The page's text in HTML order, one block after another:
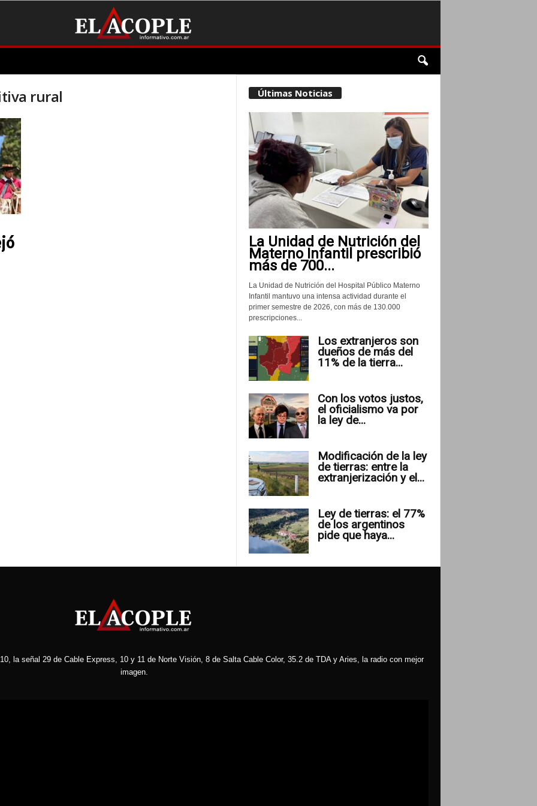
rural Últimas Noticias
La Unidad de Nutrición del
Materno Infantil prescribió
más de 700...
La Unidad de Nutrición del Hospital Público Materno
Infantil mantuvo una intensa actividad durante el
primer semestre de 2026, con más de 130.000
prescripciones...
Los extranjeros son
dueños de más del
11% de la tierra...
Con los votos justos,
el oficialismo va por
la ley de...
Modificación de la ley
de tierras: entre la
extranjerización y el...
Ley de tierras: el 77%
de los argentinos
pide que haya...
la señal 29 de Cable Express, 10 y 11 de Norte Visión, 8 de Salta Cable Color, 35.2 de TDA y Aries, la radio con mejor
imagen.